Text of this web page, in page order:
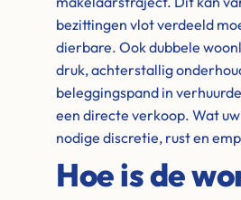
bezittingen vlot verdeeld
dierbare. Ook dubbele
druk, achterstallig
beleggingspand in
een directe verkoop. Wat
nodige discretie, rust en
Hoe is de